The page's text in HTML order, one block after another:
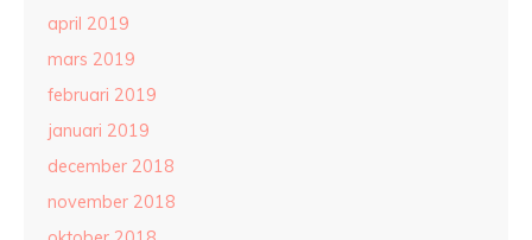
april 2019
mars 2019
februari 2019
januari 2019
december 2018
november 2018